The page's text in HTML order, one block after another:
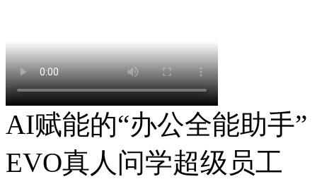
AI赋能的“办公全能助手”
EVO真人问学超级员工